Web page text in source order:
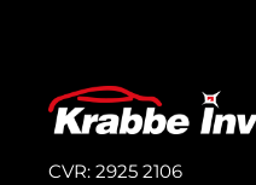
CVR: 2925 2106